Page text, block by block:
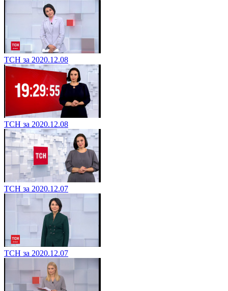
ТСН за 2020.12.08
ТСН за 2020.12.08
ТСН за 2020.12.07
ТСН за 2020.12.07